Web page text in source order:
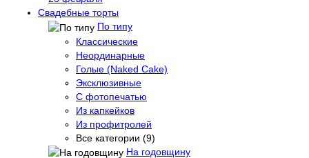
Свадебные торты
По типу
Классические
Неординарные
Голые (Naked Cake)
Эксклюзивные
С фотопечатью
Из капкейков
Из профитролей
Все категории (9)
На годовщину